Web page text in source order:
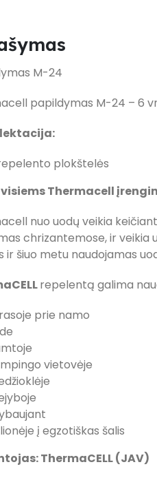
M-24
papildymas M-24 – 6
plokštelės
Thermacell
nuo uodų veikia
chrizantemose, ir veikia
ir šiuo metu naudojamas
repelentą galima
prie namo
vietovėje
į egzotiškas šalis
ThermaCELL (JAV)